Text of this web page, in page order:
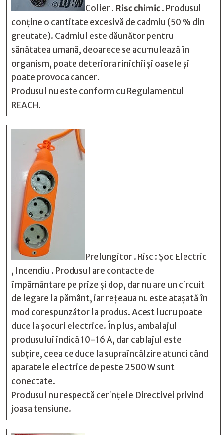
Colier . Risc chimic. Produsul
conține o cantitate excesivă de cadmiu (50 % din
greutate). Cadmiul este dăunător pentru
sănătatea umană, deoarece se acumulează în
organism, poate deteriora rinichii și oasele și
poate provoca cancer.
Produsul nu este conform cu Regulamentul
REACH.
Prelungitor . Risc : Șoc Electric
, Incendiu . Produsul are contacte de
împământare pe prize și dop, dar nu are un circuit
de legare la pământ, iar rețeaua nu este atașată în
mod corespunzător la produs. Acest lucru poate
duce la șocuri electrice. În plus, ambalajul
produsului indică 10-16 A, dar cablajul este
subțire, ceea ce duce la supraîncălzire atunci când
aparatele electrice de peste 2500 W sunt
conectate.
Produsul nu respectă cerințele Directivei privind
joasa tensiune.